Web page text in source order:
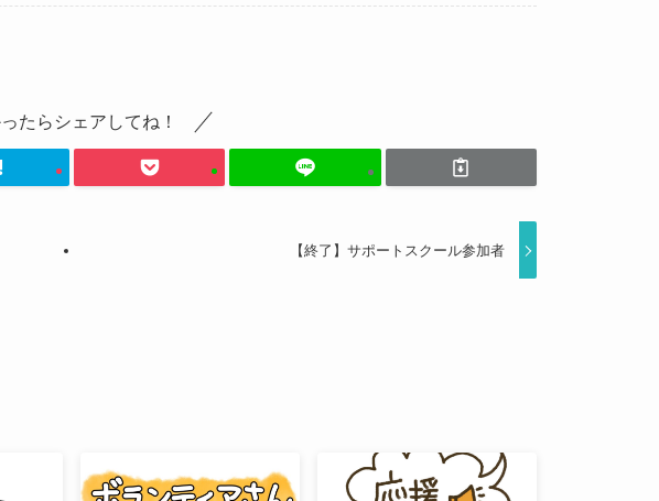
たらシェアしてね！
【終了】サポートスクール参加者